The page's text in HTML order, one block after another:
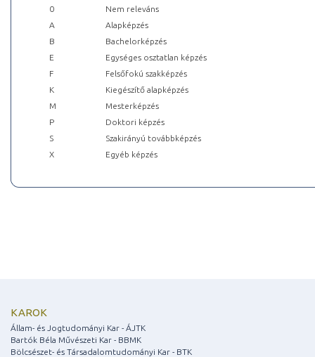
0
Nem releváns
A
Alapképzés
B
Bachelorképzés
E
Egységes osztatlan képzés
F
Felsőfokú szakképzés
K
Kiegészítő alapképzés
M
Mesterképzés
P
Doktori képzés
S
Szakirányú továbbképzés
X
Egyéb képzés
KAROK
Állam- és Jogtudományi Kar - ÁJTK
Bartók Béla Művészeti Kar - BBMK
Bölcsészet- és Társadalomtudományi Kar - BTK